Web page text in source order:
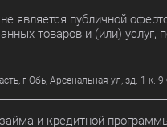
является публичной
товаров и (или)
Обь, Арсенальная ул, зд. 1 к. 9
займа и кредитной